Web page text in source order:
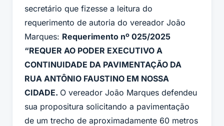
secretário que fizesse a leitura do
requerimento de autoria do vereador João
Marques: Requerimento nº 025/2025
“REQUER AO PODER EXECUTIVO A
CONTINUIDADE DA PAVIMENTAÇÃO DA
RUA ANTÔNIO FAUSTINO EM NOSSA
CIDADE. O vereador João Marques defendeu
sua propositura solicitando a pavimentação
de um trecho de aproximadamente 60 metros